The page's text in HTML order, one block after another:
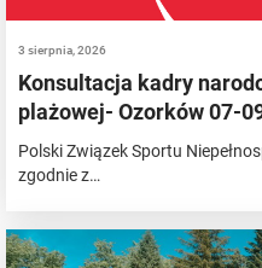
3 sierpnia, 2026
Konsultacja kadry
plażowej- Ozorków 07-
Polski Związek Sportu
zgodnie z…